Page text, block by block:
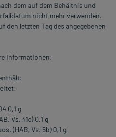
dem auf dem Behältnis und
nicht mehr verwenden.
den letzten Tag des angegebenen
Informationen:
0,1 g
Vs. 41c) 0,1 g
(HAB, Vs. 5b) 0,1 g